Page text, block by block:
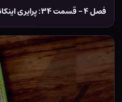
فصل ۴ – قسمت ۳۴: پرایری اینکانتاتم